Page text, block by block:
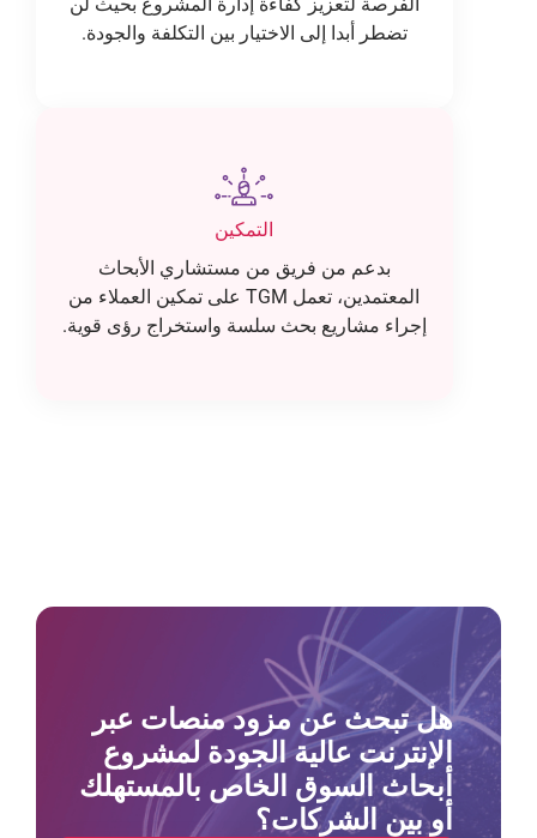
تضطر أبدا إلى الاختيار بين التكلفة والجودة.
التمكين
بدعم من فريق من مستشاري الأبحاث
المعتمدين، تعمل TGM على تمكين العملاء من
إجراء مشاريع بحث سلسة واستخراج رؤى قوية.
هل تبحث عن مزود منصات عبر
الإنترنت عالية الجودة لمشروع
أبحاث السوق الخاص بالمستهلك
أو بين الشركات؟